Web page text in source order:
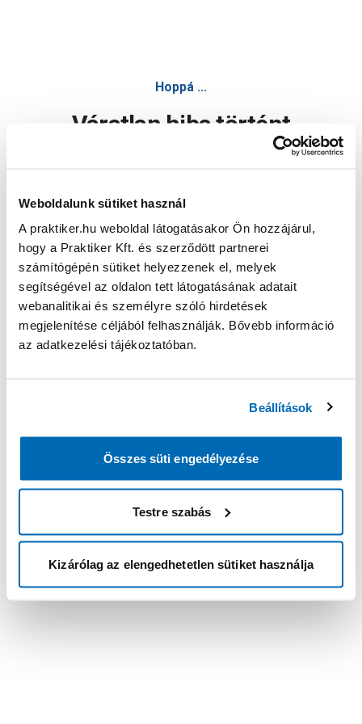
Weboldalunk sütiket használ
A praktiker.hu weboldal látogatásakor Ön hozzájárul,
hogy a Praktiker Kft. és szerződött partnerei
számítógépén sütiket helyezzenek el, melyek
segítségével az oldalon tett látogatásának adatait
webanalitikai és személyre szóló hirdetések
megjelenítése céljából felhasználják. Bővebb információ
az adatkezelési tájékoztatóban.
Beállítások
Összes süti engedélyezése
Testre szabás
Kizárólag az elengedhetetlen sütiket használja
Hoppá ...
Váratlan hiba történt
Oldal újratöltése